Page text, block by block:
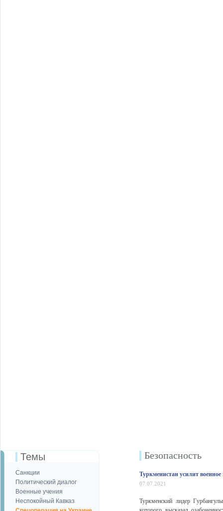
Темы
Санкции
Политический диалог
Военные учения
Неспокойный Кавказ
Безопаcность
Туркменистан усилит
07.07.2021
Туркменский лидер